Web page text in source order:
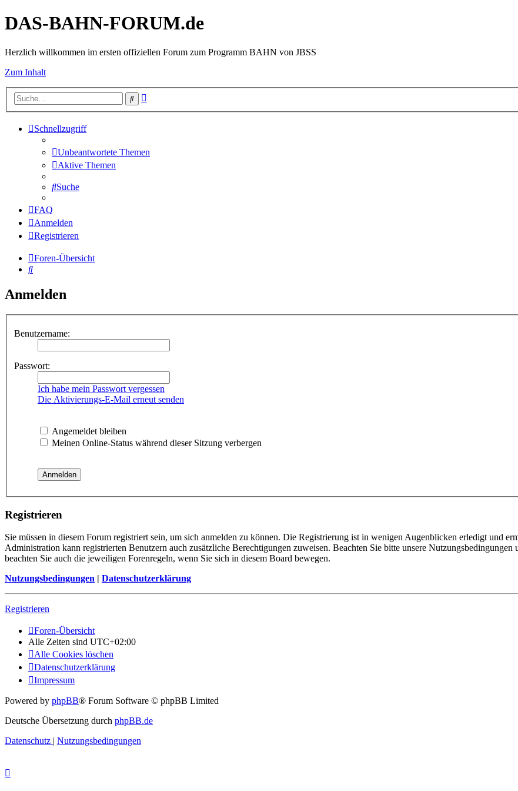
DAS-BAHN-FORUM.de
Herzlich willkommen im ersten offiziellen Forum zum Programm BAHN von JBSS
Zum Inhalt
Suche
Schnellzugriff
Unbeantwortete Themen
Aktive Themen
Suche
FAQ
Anmelden
Registrieren
Foren-Übersicht
Suche
Anmelden
Benutzername:
Passwort:
Ich habe mein Passwort vergessen
Die Aktivierungs-E-Mail erneut senden
Angemeldet bleiben
Meinen Online-Status während dieser Sitzung verbergen
Registrieren
Sie müssen in diesem Forum registriert sein, um sich anmelden zu können. Die Registrierung ist in wenigen Augenblicken erledigt und
Administration kann registrierten Benutzern auch zusätzliche Berechtigungen zuweisen. Beachten Sie bitte unsere
beachten Sie auch die jeweiligen Forenregeln, wenn Sie sich in diesem Board bewegen.
Nutzungsbedingungen | Datenschutzerklärung
Registrieren
Foren-Übersicht
Alle Zeiten sind UTC+02:00
Alle Cookies löschen
Datenschutzerklärung
Impressum
Powered by phpBB® Forum Software © phpBB Limited
Deutsche Übersetzung durch phpBB.de
Datenschutz | Nutzungsbedingungen